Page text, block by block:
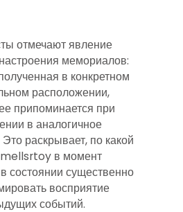
отмечают явление
мемориалов:
в конкретном
расположении,
припоминается при
в аналогичное
раскрывает, по какой
в момент
состоянии существенно
восприятие
событий.